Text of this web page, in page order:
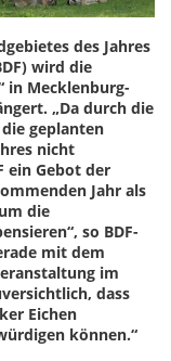
des Jahres
wird die
in Mecklenburg-
„Da durch die
geplanten
nicht
ein Gebot der
Jahr als
die
so BDF-
mit dem
im
dass
Eichen
können.“